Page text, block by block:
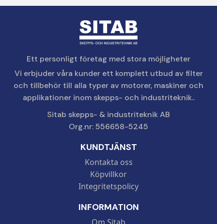
Ett personligt företag med stora möjligheter
Vi erbjuder våra kunder ett komplett utbud av filter
och tillbehör till alla typer av motorer, maskiner och
applikationer inom skepps- och industriteknik..
Sitab skepps- & industriteknik AB
Org.nr: 556658-5245
KUNDTJÄNST
Kontakta oss
Köpvillkor
Integritetspolicy
INFORMATION